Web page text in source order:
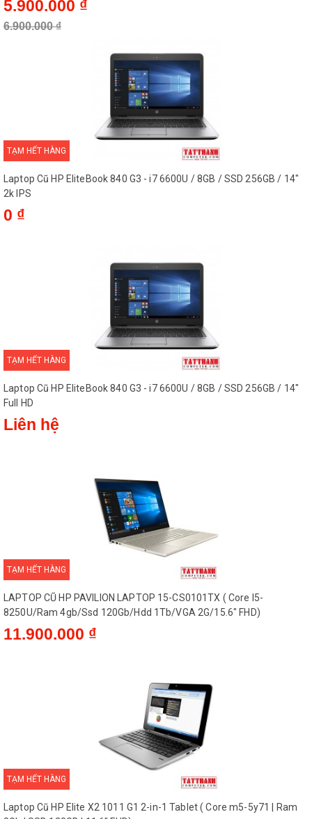
5.900.000 ₫
6.900.000 ₫
TẠM HẾT HÀNG
Laptop Cũ HP EliteBook 840 G3 - i7 6600U / 8GB / SSD 256GB / 14"
2k IPS
0 ₫
TẠM HẾT HÀNG
Laptop Cũ HP EliteBook 840 G3 - i7 6600U / 8GB / SSD 256GB / 14"
Full HD
Liên hệ
TẠM HẾT HÀNG
LAPTOP CŨ HP PAVILION LAPTOP 15-CS0101TX ( Core I5-
8250U/Ram 4gb/Ssd 120Gb/Hdd 1Tb/VGA 2G/15.6" FHD)
11.900.000 ₫
TẠM HẾT HÀNG
Laptop Cũ HP Elite X2 1011 G1 2-in-1 Tablet ( Core m5-5y71 | Ram